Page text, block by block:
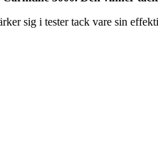
sig i tester tack vare sin